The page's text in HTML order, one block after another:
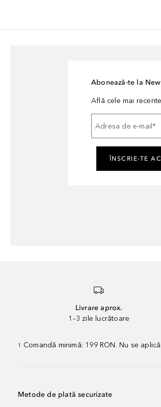
Abonează-te la
Află cele mai
Adresa de e-mail *
ÎNSCRIE-TE
Livrare aprox.
1–3 zile lucrătoare
1 Comandă minimă: 199 RON. Nu se
Metode de plată securizate